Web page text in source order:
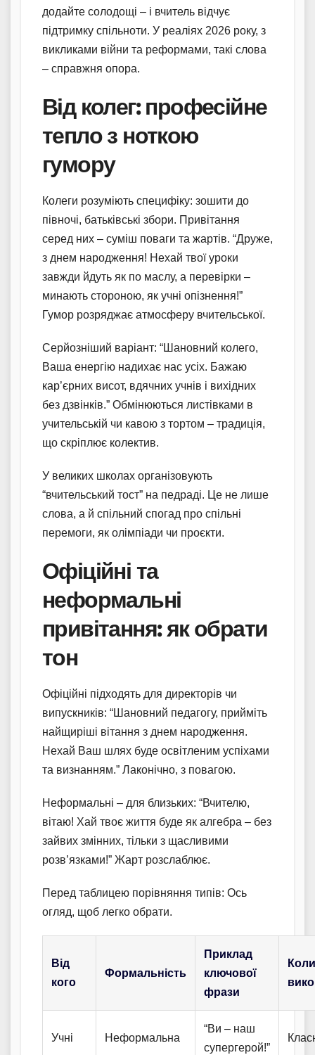
додайте солодощі – і вчитель відчує
підтримку спільноти. У реаліях 2026 року, з
викликами війни та реформами, такі слова
– справжня опора.
Від колег: професійне
тепло з ноткою
гумору
Колеги розуміють специфіку: зошити до
півночі, батьківські збори. Привітання
серед них – суміш поваги та жартів. “Друже,
з днем народження! Нехай твої уроки
завжди йдуть як по маслу, а перевірки –
минають стороною, як учні опізнення!”
Гумор розряджає атмосферу вчительської.
Серйозніший варіант: “Шановний колего,
Ваша енергію надихає нас усіх. Бажаю
кар’єрних висот, вдячних учнів і вихідних
без дзвінків.” Обмінюються листівками в
учительській чи кавою з тортом – традиція,
що скріплює колектив.
У великих школах організовують
“вчительський тост” на педраді. Це не лише
слова, а й спільний спогад про спільні
перемоги, як олімпіади чи проєкти.
Офіційні та
неформальні
привітання: як обрати
тон
Офіційні підходять для директорів чи
випускників: “Шановний педагогу, прийміть
найщиріші вітання з днем народження.
Нехай Ваш шлях буде освітленим успіхами
та визнанням.” Лаконічно, з повагою.
Неформальні – для близьких: “Вчителю,
вітаю! Хай твоє життя буде як алгебра – без
зайвих змінних, тільки з щасливими
розв’язками!” Жарт розслаблює.
Перед таблицею порівняння типів: Ось
огляд, щоб легко обрати.
Від
кого
Формальність
Приклад
ключової
фрази
Коли
Учні Неформальна
“Ви – наш
супергерой!”